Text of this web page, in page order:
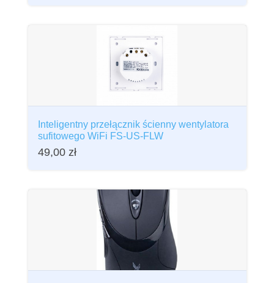
Inteligentny przełącznik ścienny wentylatora
sufitowego WiFi FS-US-FLW
49,00 zł